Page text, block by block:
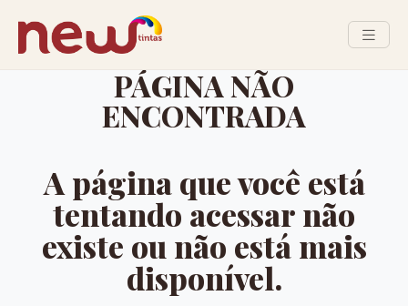
PÁGINA NÃO
ENCONTRADA
A página que você está
tentando acessar não
existe ou não está mais
disponível.